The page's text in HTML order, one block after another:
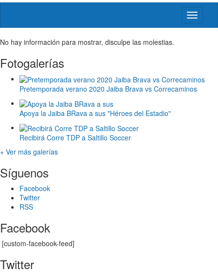
Activar/
menú
No hay información para mostrar, disculpe las molestias.
Fotogalerías
Pretemporada verano 2020 Jaiba Brava vs Correcaminos
Apoya la Jaiba BRava a sus "Héroes del Estadio"
Recibirá Corre TDP a Saltillo Soccer
+ Ver más galerías
Síguenos
Facebook
Twitter
RSS
Facebook
[custom-facebook-feed]
Twitter